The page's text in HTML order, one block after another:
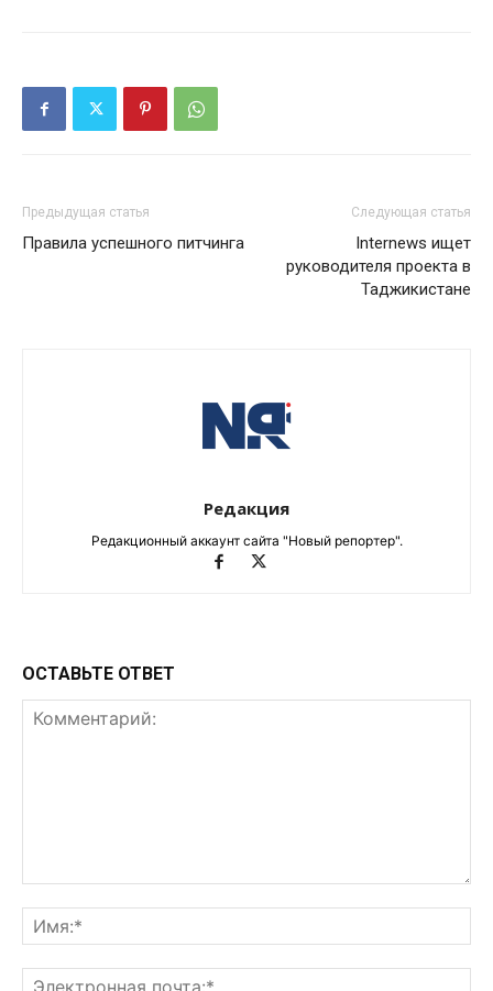
Предыдущая статья
Правила успешного питчинга
Следующая статья
Internews ищет
руководителя проекта в
Таджикистане
Редакция
Редакционный аккаунт сайта "Новый репортер".
ОСТАВЬТЕ ОТВЕТ